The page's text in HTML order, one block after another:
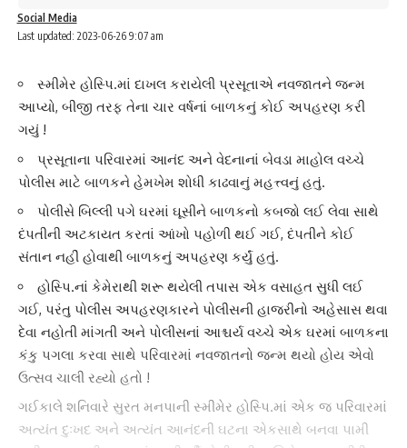
Last updated: 2023-06-26 9:07 am
Social Media
સ્મીમેર હોસ્પિ.માં દાખલ કરાયેલી પ્રસૂતાએ નવજાતને જન્મ
આપ્યો, બીજી તરફ તેના ચાર વર્ષનાં બાળકનું કોઈ અપહરણ કરી
ગયું !
પ્રસૂતાના પરિવારમાં આનંદ અને વેદનાનાં બેવડા માહોલ વચ્ચે
પોલીસ માટે બાળકને હેમખેમ શોધી કાઢવાનું મહત્ત્વનું હતું.
પોલીસે બિલ્લી પગે ઘરમાં ઘૂસીને બાળકનો કબજો લઈ લેવા સાથે
દંપતીની અટકાયત કરતાં આંખો પહોળી થઈ ગઈ, દંપતીને કોઈ
સંતાન નહીં હોવાથી બાળકનું અપહરણ કર્યું હતું.
હોસ્પિ.નાં કેમેરાથી શરૂ થયેલી તપાસ એક વસાહત સુધી લઈ
ગઈ, પરંતુ પોલીસ અપહરણકારને પોલીસની હાજરીનો અહેસાસ થવા
દેવા નહોતી માંગતી અને પોલીસનાં આશ્ચર્ય વચ્ચે એક ઘરમાં બાળકના
કંકુ પગલા કરવા સાથે પરિવારમાં નવજાતનો જન્મ થયો હોય એવો
ઉત્સવ ચાલી રહ્યો હતો !
ગઈકાલે શનિવારે સુરત મનપાની સ્મીમેર હોસ્પિ.માં એક જ પરિવારમાં
અત્યંત દુઃખદ અને અત્યંત આનંદની ઘટના એકસાથે બનવા પામી